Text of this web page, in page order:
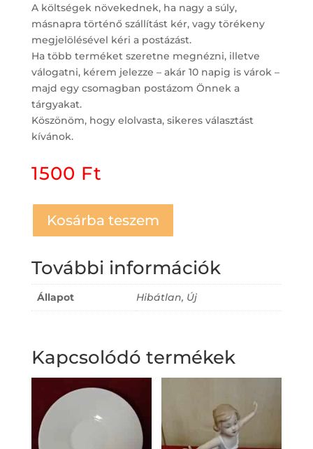
A költségek növekednek, ha nagy a súly,
másnapra történő szállítást kér, vagy törékeny
megjelölésével kéri a postázást.
Ha több terméket szeretne megnézni, illetve
válogatni, kérem jelezze – akár 10 napig is várok –
majd egy csomagban postázom Önnek a
tárgyakat.
Köszönöm, hogy elolvasta, sikeres választást
kívánok.
1500 Ft
Kosárba teszem
További információk
Állapot Hibátlan, Új
Kapcsolódó termékek